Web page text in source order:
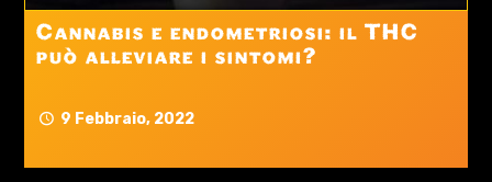
9 Febbraio, 2022
Cannabis e endometriosi: il THC
può alleviare i sintomi?